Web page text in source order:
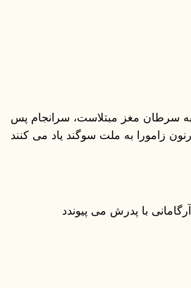
به سرطان مغز مبتلاست، سرانجام پس
زامورا به ملت سوگند یاد می کنند